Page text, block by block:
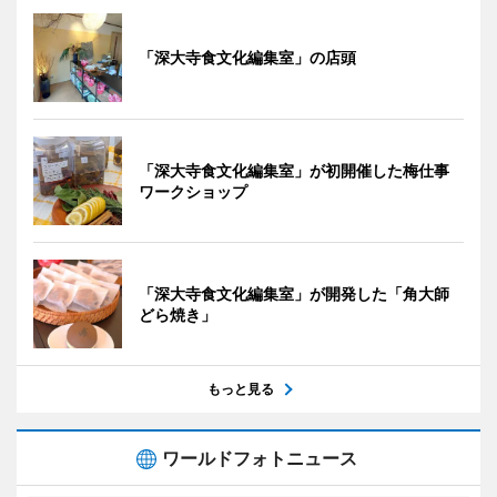
「深大寺食文化編集室」の店頭
「深大寺食文化編集室」が初開催した梅仕事
ワークショップ
「深大寺食文化編集室」が開発した「角大師
どら焼き」
もっと見る
ワールドフォトニュース